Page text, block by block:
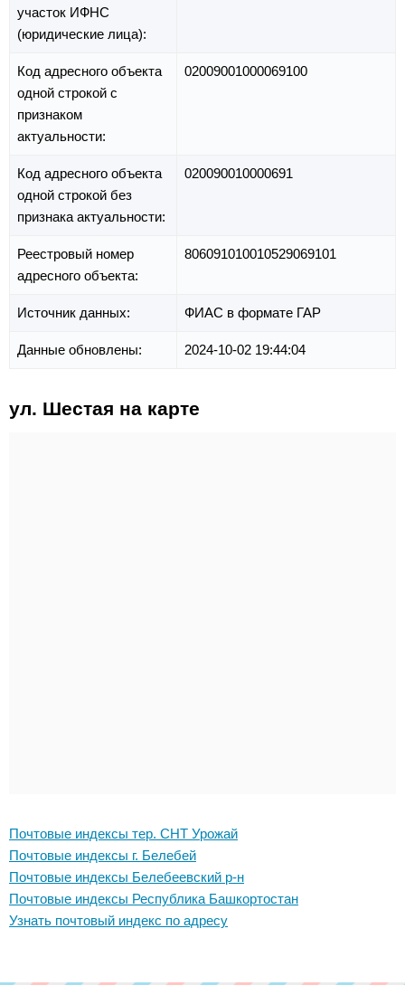
участок ИФНС
(юридические лица):
Код адресного объекта
одной строкой с
признаком
актуальности:
02009001000069100
Код адресного объекта
одной строкой без
признака актуальности:
020090010000691
Реестровый номер
адресного объекта:
806091010010529069101
Источник данных: ФИАС в формате ГАР
Данные обновлены: 2024-10-02 19:44:04
ул. Шестая на карте
Почтовые индексы тер. СНТ Урожай
Почтовые индексы г. Белебей
Почтовые индексы Белебеевский р-н
Почтовые индексы Республика Башкортостан
Узнать почтовый индекс по адресу